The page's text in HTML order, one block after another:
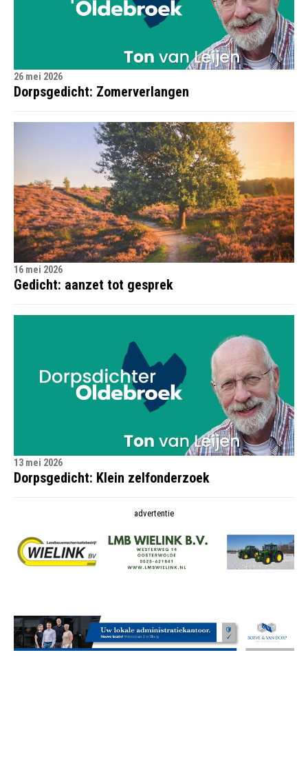
26 mei 2026
Dorpsgedicht: Zomerverlangen
16 mei 2026
Gedicht: aanzet tot gesprek
13 mei 2026
Dorpsgedicht: Klein zelfonderzoek
advertentie